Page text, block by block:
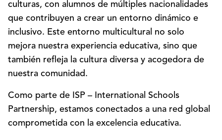
culturas, con alumnos de múltiples nacionalidades
que contribuyen a crear un entorno dinámico e
inclusivo. Este entorno multicultural no solo
mejora nuestra experiencia educativa, sino que
también refleja la cultura diversa y acogedora de
nuestra comunidad.
Como parte de ISP – International Schools
Partnership, estamos conectados a una red global
comprometida con la excelencia educativa.